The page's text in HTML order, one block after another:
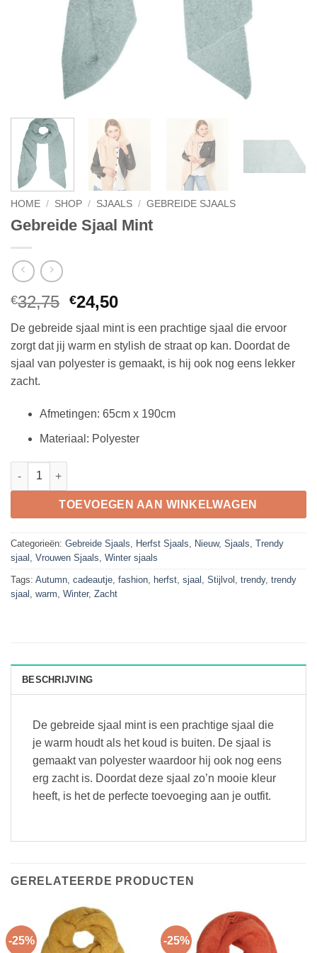
HOME / SHOP / SJAALS / GEBREIDE SJAALS
Gebreide Sjaal Mint
€32,75 Oorspronkelijke
was:
€32,75.
€24,50Huidige
is:
€24,50.
De gebreide sjaal mint is een prachtige sjaal die ervoor
zorgt dat jij warm en stylish de straat op kan. Doordat de
sjaal van polyester is gemaakt, is hij ook nog eens lekker
zacht.
Afmetingen: 65cm x 190cm
Materiaal : Polyester
Gebreide Sjaal Mint aantal
TOEVOEGEN AAN WINKELWAGEN
Categorieën: Gebreide Sjaals, Herfst Sjaals, Nieuw, Sjaals, Trendy
sjaal , Vrouwen Sjaals, Winter sjaals
Tags: Autumn, cadeautje, fashion, herfst, sjaal , Stijlvol , trendy, trendy
sjaal , warm, Winter, Zacht
BESCHRIJVING
De gebreide sjaal mint is een prachtige sjaal die
je warm houdt als het koud is buiten. De sjaal is
gemaakt van polyester waardoor hij ook nog eens
erg zacht is. Doordat deze sjaal zo’n mooie kleur
heeft, is het de perfecte toevoeging aan je outfit.
GERELATEERDE PRODUCTEN
-25% -25%